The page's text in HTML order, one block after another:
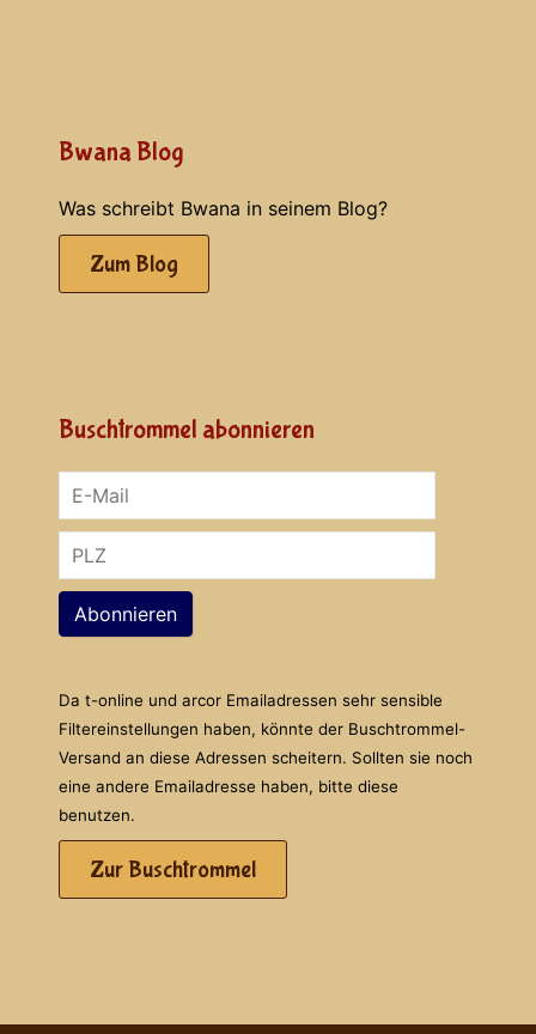
Bwana Blog
Was schreibt Bwana in seinem Blog?
Zum Blog
Buschtrommel abonnieren
Abonnieren
Da t-online und arcor Emailadressen sehr sensible
Filtereinstellungen haben, könnte der Buschtrommel-
Versand an diese Adressen scheitern. Sollten sie noch
eine andere Emailadresse haben, bitte diese
benutzen.
Zur Buschtrommel